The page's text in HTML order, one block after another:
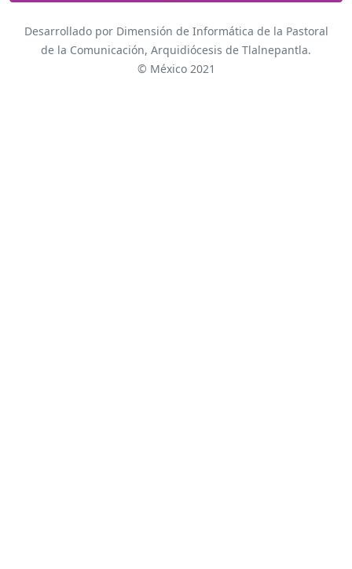
Desarrollado por Dimensión de Informática de la Pastoral
de la Comunicación, Arquidiócesis de Tlalnepantla.
© México 2021